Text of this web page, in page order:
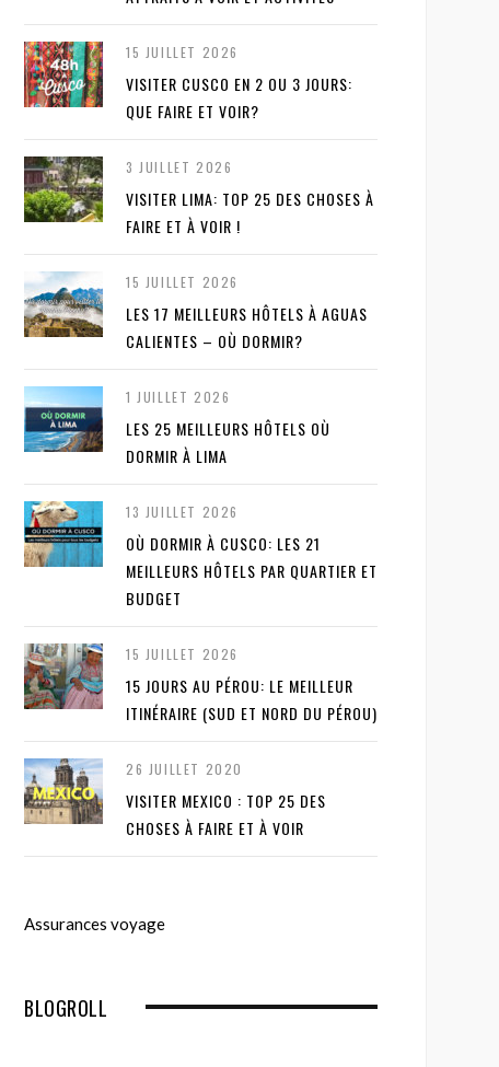
15 JUILLET 2026
VISITER CUSCO EN 2 OU 3 JOURS:
QUE FAIRE ET VOIR?
3 JUILLET 2026
VISITER LIMA: TOP 25 DES CHOSES À
FAIRE ET À VOIR !
15 JUILLET 2026
LES 17 MEILLEURS HÔTELS À AGUAS
CALIENTES – OÙ DORMIR?
1 JUILLET 2026
LES 25 MEILLEURS HÔTELS OÙ
DORMIR À LIMA
13 JUILLET 2026
OÙ DORMIR À CUSCO: LES 21
MEILLEURS HÔTELS PAR QUARTIER ET
BUDGET
15 JUILLET 2026
15 JOURS AU PÉROU: LE MEILLEUR
ITINÉRAIRE (SUD ET NORD DU PÉROU)
26 JUILLET 2020
VISITER MEXICO : TOP 25 DES
CHOSES À FAIRE ET À VOIR
Assurances voyage
BLOGROLL